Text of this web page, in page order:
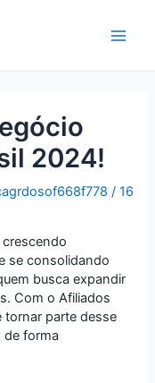
2024!
/16
se consolidando
busca expandir
Com o Afiliados
tornar parte desse
de forma